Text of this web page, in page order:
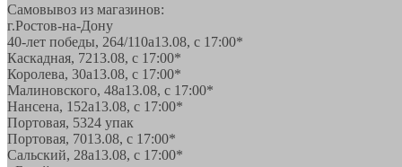
Самовывоз из магазинов:
г.Ростов-на-Дону
40-лет победы, 264/110а13.08, с 17:00*
Каскадная, 7213.08, с 17:00*
Королева, 30а13.08, с 17:00*
Малиновского, 48а13.08, с 17:00*
Нансена, 152а13.08, с 17:00*
Портовая, 5324 упак
Портовая, 7013.08, с 17:00*
Сальский, 28a13.08, с 17:00*